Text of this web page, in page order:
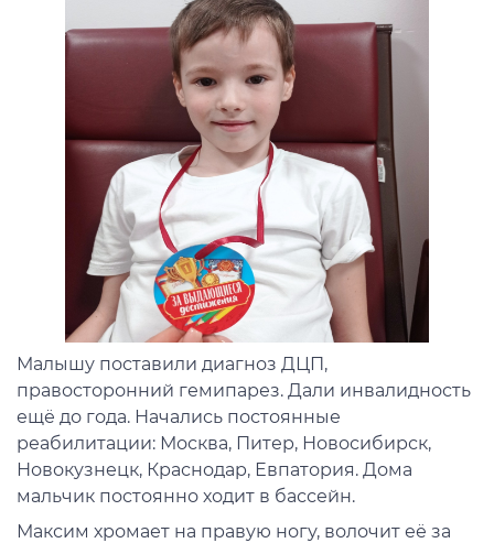
Малышу поставили диагноз ДЦП,
правосторонний гемипарез. Дали инвалидность
ещё до года. Начались постоянные
реабилитации: Москва, Питер, Новосибирск,
Новокузнецк, Краснодар, Евпатория. Дома
мальчик постоянно ходит в бассейн.
Максим хромает на правую ногу, волочит её за